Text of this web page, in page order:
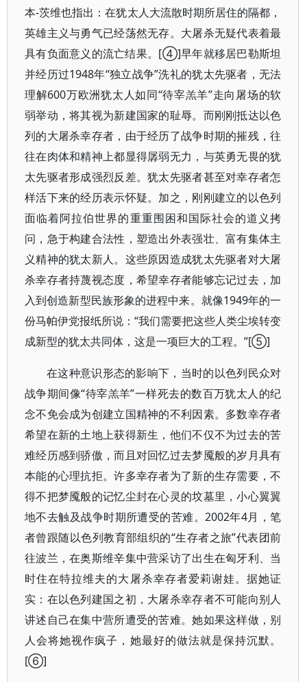
本-茨维也指出：在犹太人大流散时期所居住的隔都，
英雄主义与勇气已经荡然无存。大屠杀无疑代表着最
具有负面意义的流亡结果。[④]早年就移居巴勒斯坦
并经历过1948年“独立战争”洗礼的犹太先驱者，无法
理解600万欧洲犹太人如同“待宰羔羊”走向屠场的软
弱举动，将其视为新建国家的耻辱。而刚刚抵达以色
列的大屠杀幸存者，由于经历了战争时期的摧残，往
往在肉体和精神上都显得孱弱无力，与英勇无畏的犹
太先驱者形成强烈反差。犹太先驱者甚至对幸存者怎
样活下来的经历表示怀疑。加之，刚刚建立的以色列
面临着阿拉伯世界的重重围困和国际社会的道义拷
问，急于构建合法性，塑造出外表强壮、富有集体主
义精神的犹太新人。这些原因造成犹太先驱者对大屠
杀幸存者持蔑视态度，希望幸存者能够忘记过去，加
入到创造新型民族形象的进程中来。就像1949年的一
份马帕伊党报纸所说：“我们需要把这些人类尘埃转变
成新型的犹太共同体，这是一项巨大的工程。”[⑤]
在这种意识形态的影响下，当时的以色列民众对
战争期间像“待宰羔羊”一样死去的数百万犹太人的纪
念不免会成为创建立国精神的不利因素。多数幸存者
希望在新的土地上获得新生，他们不仅不为过去的苦
难经历感到骄傲，而且对回忆过去梦魇般的岁月具有
本能的心理抗拒。许多幸存者为了新的生存需要，不
得不把梦魇般的记忆尘封在心灵的坟墓里，小心翼翼
地不去触及战争时期所遭受的苦难。2002年4月，笔
者曾跟随以色列教育部组织的“生存者之旅”代表团前
往波兰，在奥斯维辛集中营采访了出生在匈牙利、当
时住在特拉维夫的大屠杀幸存者爱莉谢娃。据她证
实：在以色列建国之初，大屠杀幸存者不可能向别人
讲述自己在集中营所遭受的苦难。她如果这样做，别
人会将她视作疯子，她最好的做法就是保持沉默。
[⑥]